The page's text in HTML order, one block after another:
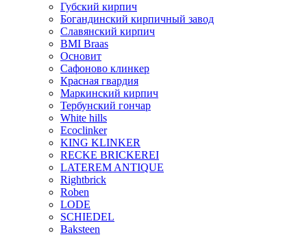
Губский кирпич
Богандинский кирпичный завод
Славянский кирпич
BMI Braas
Основит
Сафоново клинкер
Красная гвардия
Маркинский кирпич
Тербунский гончар
White hills
Ecoclinker
KING KLINKER
RECKE BRICKEREI
LATEREM ANTIQUE
Rightbrick
Roben
LODE
SCHIEDEL
Baksteen